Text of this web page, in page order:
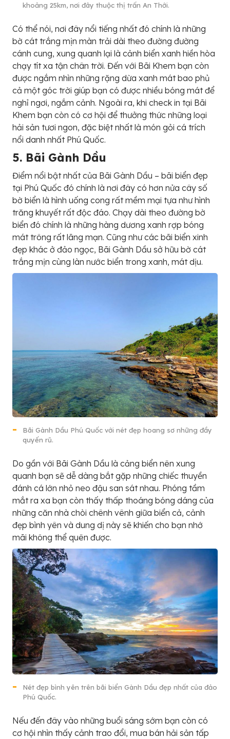
khoảng 25km, nơi đây thuộc thị trấn An Thới.
Có thể nói, nơi đây nổi tiếng nhất đó chính là những
bờ cát trắng mịn màn trải dài theo đường đường
cánh cung, xung quanh lại là cảnh biển xanh hiền hòa
chạy tít xa tận chân trời. Đến với Bãi Khem bạn còn
được ngắm nhìn những rặng dừa xanh mát bao phủ
cả một góc trời giúp bạn có được nhiều bóng mát để
nghỉ ngơi, ngắm cảnh. Ngoài ra, khi check in tại Bãi
Khem bạn còn có cơ hội để thưởng thức những loại
hải sản tươi ngon, đặc biệt nhất là món gỏi cá trích
nổi danh nhất Phú Quốc.
5. Bãi Gành Dầu
Điểm nổi bật nhất của Bãi Gành Dầu – bãi biển đẹp
tại Phú Quốc đó chính là nơi đây có hơn nửa cây số
bờ biển là hình uống cong rất mềm mại tựa như hình
trăng khuyết rất độc đáo. Chạy dài theo đường bờ
biển đó chính là những hàng dương xanh rợp bóng
mát trông rất lãng mạn. Cũng như các bãi biển xinh
đẹp khác ở đảo ngọc, Bãi Gành Dầu sở hữu bờ cát
trắng mịn cùng làn nước biển trong xanh, mát dịu.
Bãi Gành Dầu Phú Quốc với nét đẹp hoang sơ những đầy
quyến rũ.
Do gần với Bãi Gành Dầu là cảng biển nên xung
quanh bạn sẽ dễ dàng bắt gặp những chiếc thuyền
đánh cá lớn nhỏ neo đậu san sát nhau. Phóng tầm
mắt ra xa bạn còn thấy thấp thoáng bóng dáng của
những căn nhà chòi chênh vênh giữa biển cả, cảnh
đẹp bình yên và dung dị này sẽ khiến cho bạn nhớ
mãi không thể quên được.
Nét đẹp bình yên trên bãi biển Gành Dầu đẹp nhất của đảo
Phú Quốc.
Nếu đến đây vào những buổi sáng sớm bạn còn có
cơ hội nhìn thấy cảnh trao đổi, mua bán hải sản tấp